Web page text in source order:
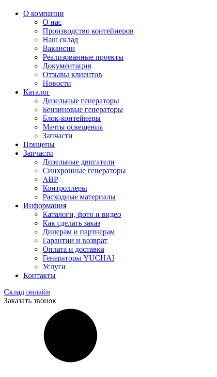
О компании
О нас
Производство контейнеров
Наш склад
Вакансии
Реализованные проекты
Документация
Отзывы клиентов
Новости
Каталог
Дизельные генераторы
Бензиновые генераторы
Блок-контейнеры
Мачты освещения
Запчасти
Прицепы
Запчасти
Дизельные двигатели
Синхронные генераторы
АВР
Контроллеры
Расходные материалы
Информация
Каталоги, фото и видео
Как сделать заказ
Дилерам и партнерам
Гарантии и возврат
Оплата и доставка
Генераторы YUCHAI
Услуги
Контакты
Склад онлайн
Заказать звонок